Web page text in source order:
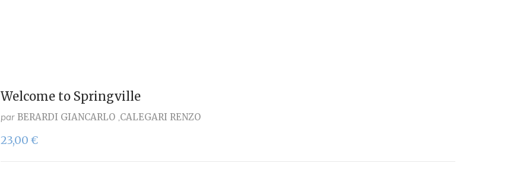
Welcome to Springville
par BERARDI GIANCARLO CALEGARI RENZO
23,00€